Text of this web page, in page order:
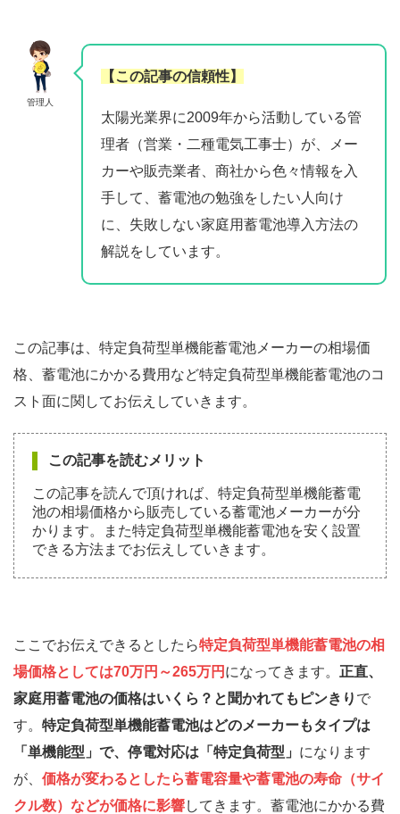
管理人
【この記事の信頼性】
太陽光業界に2009年から活動している管
理者（営業・二種電気工事士）が、メー
カーや販売業者、商社から色々情報を入
手して、蓄電池の勉強をしたい人向け
に、失敗しない家庭用蓄電池導入方法の
解説をしています。
この記事は、特定負荷型単機能蓄電池メーカーの相場価
格、蓄電池にかかる費用など特定負荷型単機能蓄電池のコ
スト面に関してお伝えしていきます。
この記事を読むメリット
この記事を読んで頂ければ、特定負荷型単機能蓄電
池の相場価格から販売している蓄電池メーカーが分
かります。また特定負荷型単機能蓄電池を安く設置
できる方法までお伝えしていきます。
ここでお伝えできるとしたら特定負荷型単機能蓄電池の相
場価格としては70万円～265万円 になってきます。 正直、
家庭用蓄電池の価格はいくら？と聞かれてもピンきり で
す。 特定負荷型単機能蓄電池はどのメーカーもタイプは
「単機能型」で、停電対応は「特定負荷型」 になります
が、 価格が変わるとしたら蓄電容量や蓄電池の寿命（サイ
クル数）などが価格に影響してきます。蓄電池にかかる費